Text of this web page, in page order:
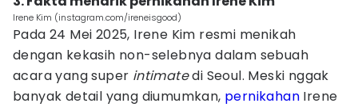
Irene Kim (instagram.com/ireneisgood)
Pada 24 Mei 2025, Irene Kim resmi menikah
dengan kekasih non-selebnya dalam sebuah
acara yang super intimatedi Seoul. Meski nggak
banyak detail yang diumumkan, pernikahan Irene